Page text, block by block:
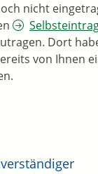
nicht
Dort
von Ihnen